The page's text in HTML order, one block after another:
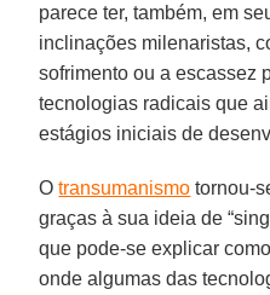
parece ter, também, em
inclinações milenaristas,
sofrimento ou a escassez
tecnologias radicais que
estágios iniciais de
Otransumanismo tornou-
graças à sua ideia de
que pode-se explicar
onde algumas das